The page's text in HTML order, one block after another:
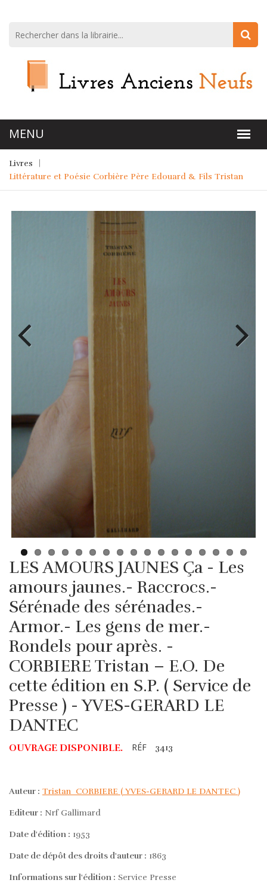
Livres
Littérature et Poésie Corbière Père Edouard & Fils Tristan
LES AMOURS JAUNES Ça - Les
amours jaunes.- Raccrocs.-
Sérénade des sérénades.-
Armor.- Les gens de mer.-
Rondels pour après. -
CORBIERE Tristan – E.O. De
cette édition en S.P. ( Service de
Presse ) - YVES-GERARD LE
DANTEC
OUVRAGE DISPONIBLE. RÉF 3413
Auteur : Tristan‎ ‎ CORBIERE ( YVES-GERARD LE DANTEC )
Editeur : Nrf Gallimard
Date d'édition : 1953
Date de dépôt des droits d'auteur : 1863
Informations sur l'édition : Service Presse